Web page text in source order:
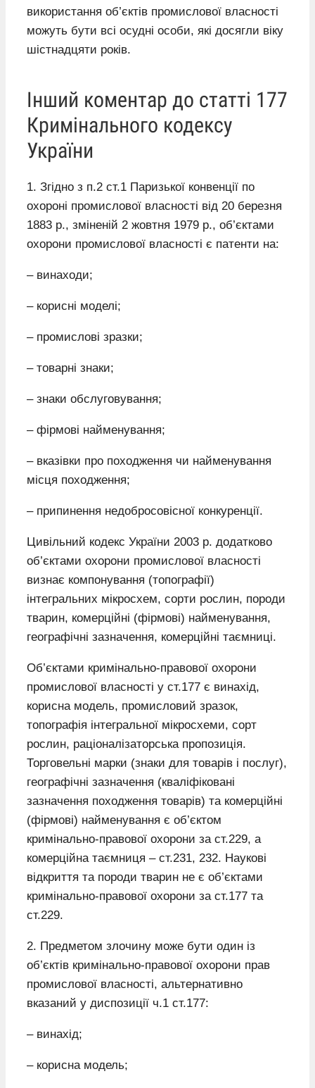
використання об’єктів промислової власності
можуть бути всі осудні особи, які досягли віку
шістнадцяти років.
Інший коментар до статті 177
Кримінального кодексу
України
1. Згідно з п.2 ст.1 Паризької конвенції по
охороні промислової власності від 20 березня
1883 р., зміненій 2 жовтня 1979 р., об’єктами
охорони промислової власності є патенти на:
– винаходи;
– корисні моделі;
– промислові зразки;
– товарні знаки;
– знаки обслуговування;
– фірмові найменування;
– вказівки про походження чи найменування
місця походження;
– припинення недобросовісної конкуренції.
Цивільний кодекс України 2003 р. додатково
об’єктами охорони промислової власності
визнає компонування (топографії)
інтегральних мікросхем, сорти рослин, породи
тварин, комерційні (фірмові) найменування,
географічні зазначення, комерційні таємниці.
Об’єктами кримінально-правової охорони
промислової власності у ст.177 є винахід,
корисна модель, промисловий зразок,
топографія інтегральної мікросхеми, сорт
рослин, раціоналізаторська пропозиція.
Торговельні марки (знаки для товарів і послуг),
географічні зазначення (кваліфіковані
зазначення походження товарів) та комерційні
(фірмові) найменування є об’єктом
кримінально-правової охорони за ст.229, а
комерційна таємниця – ст.231, 232. Наукові
відкриття та породи тварин не є об’єктами
кримінально-правової охорони за ст.177 та
ст.229.
2. Предметом злочину може бути один із
об’єктів кримінально-правової охорони прав
промислової власності, альтернативно
вказаний у диспозиції ч.1 ст.177:
– винахід;
– корисна модель;